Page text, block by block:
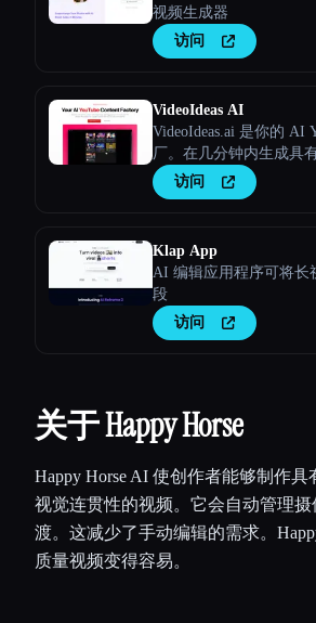
视频生成器
访问
VideoIdeas AI
VideoIdeas.ai 是你的 AI
厂。在几分钟内生成具
本、新鲜的视频创意和
访问
Klap App
AI 编辑应用程序可将长
段
访问
关于 Happy Horse
Happy Horse AI 使创作者能够制作
视觉连贯性的视频。它会自动管理
渡。这减少了手动编辑的需求。
质量视频变得容易。